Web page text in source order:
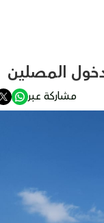
المصلين
مشاركة عبر